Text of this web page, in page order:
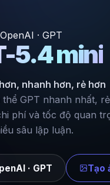
OpenAI · GPT
5.4 mini
nhanh hơn, rẻ hơn
thể GPT nhanh nhất,
phí và tốc độ quan
sâu lập luận.
· GPT Tạo